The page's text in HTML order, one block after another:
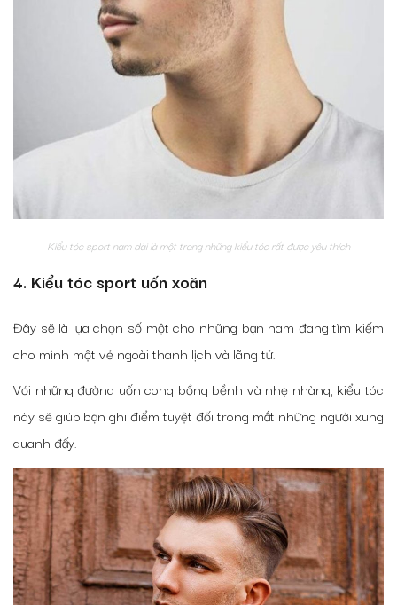
Kiểu tóc sport nam dài là một trong những kiểu tóc rất được yêu thích
4. Kiểu tóc sport uốn xoăn
Đây sẽ là lựa chọn số một cho những bạn nam đang tìm kiếm
cho mình một vẻ ngoài thanh lịch và lãng tử.
Với những đường uốn cong bồng bềnh và nhẹ nhàng, kiểu tóc
này sẽ giúp bạn ghi điểm tuyệt đối trong mắt những người xung
quanh đấy.